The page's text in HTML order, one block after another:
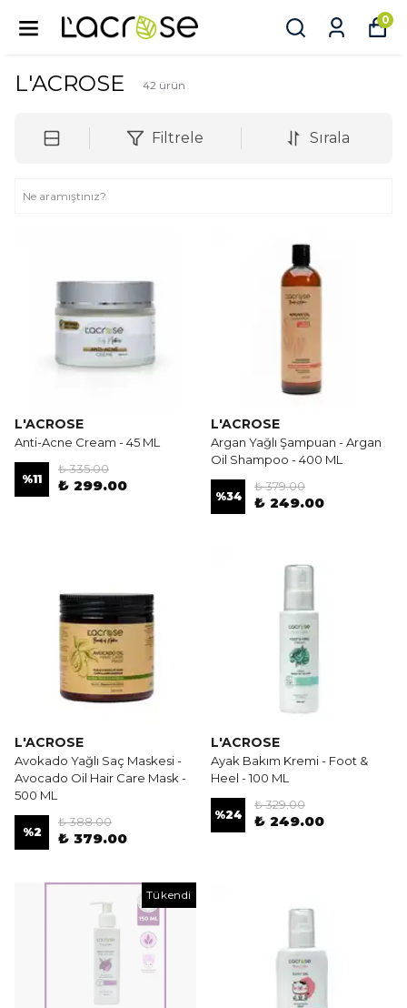
0
L'ACROSE 42 ürün
Filtrele Sırala
L'ACROSE
Anti-Acne Cream - 45 ML
%11
₺ 335.00
₺ 299.00
L'ACROSE
Argan Yağlı Şampuan - Argan
Oil Shampoo - 400 ML
%34
₺ 379.00
₺ 249.00
L'ACROSE
Avokado Yağlı Saç Maskesi -
Avocado Oil Hair Care Mask -
500 ML
%2
₺ 388.00
₺ 379.00
L'ACROSE
Ayak Bakım Kremi - Foot &
Heel - 100 ML
%24
₺ 329.00
₺ 249.00
Tükendi